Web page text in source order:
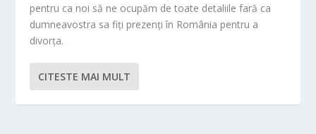
pentru ca noi să ne ocupăm de toate detaliile fară ca
dumneavostra sa fiți prezenți în România pentru a
divorța.
CITESTE MAI MULT